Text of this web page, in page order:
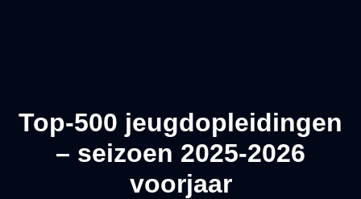
Top-500 jeugdopleidingen
– seizoen 2025-2026
voorjaar